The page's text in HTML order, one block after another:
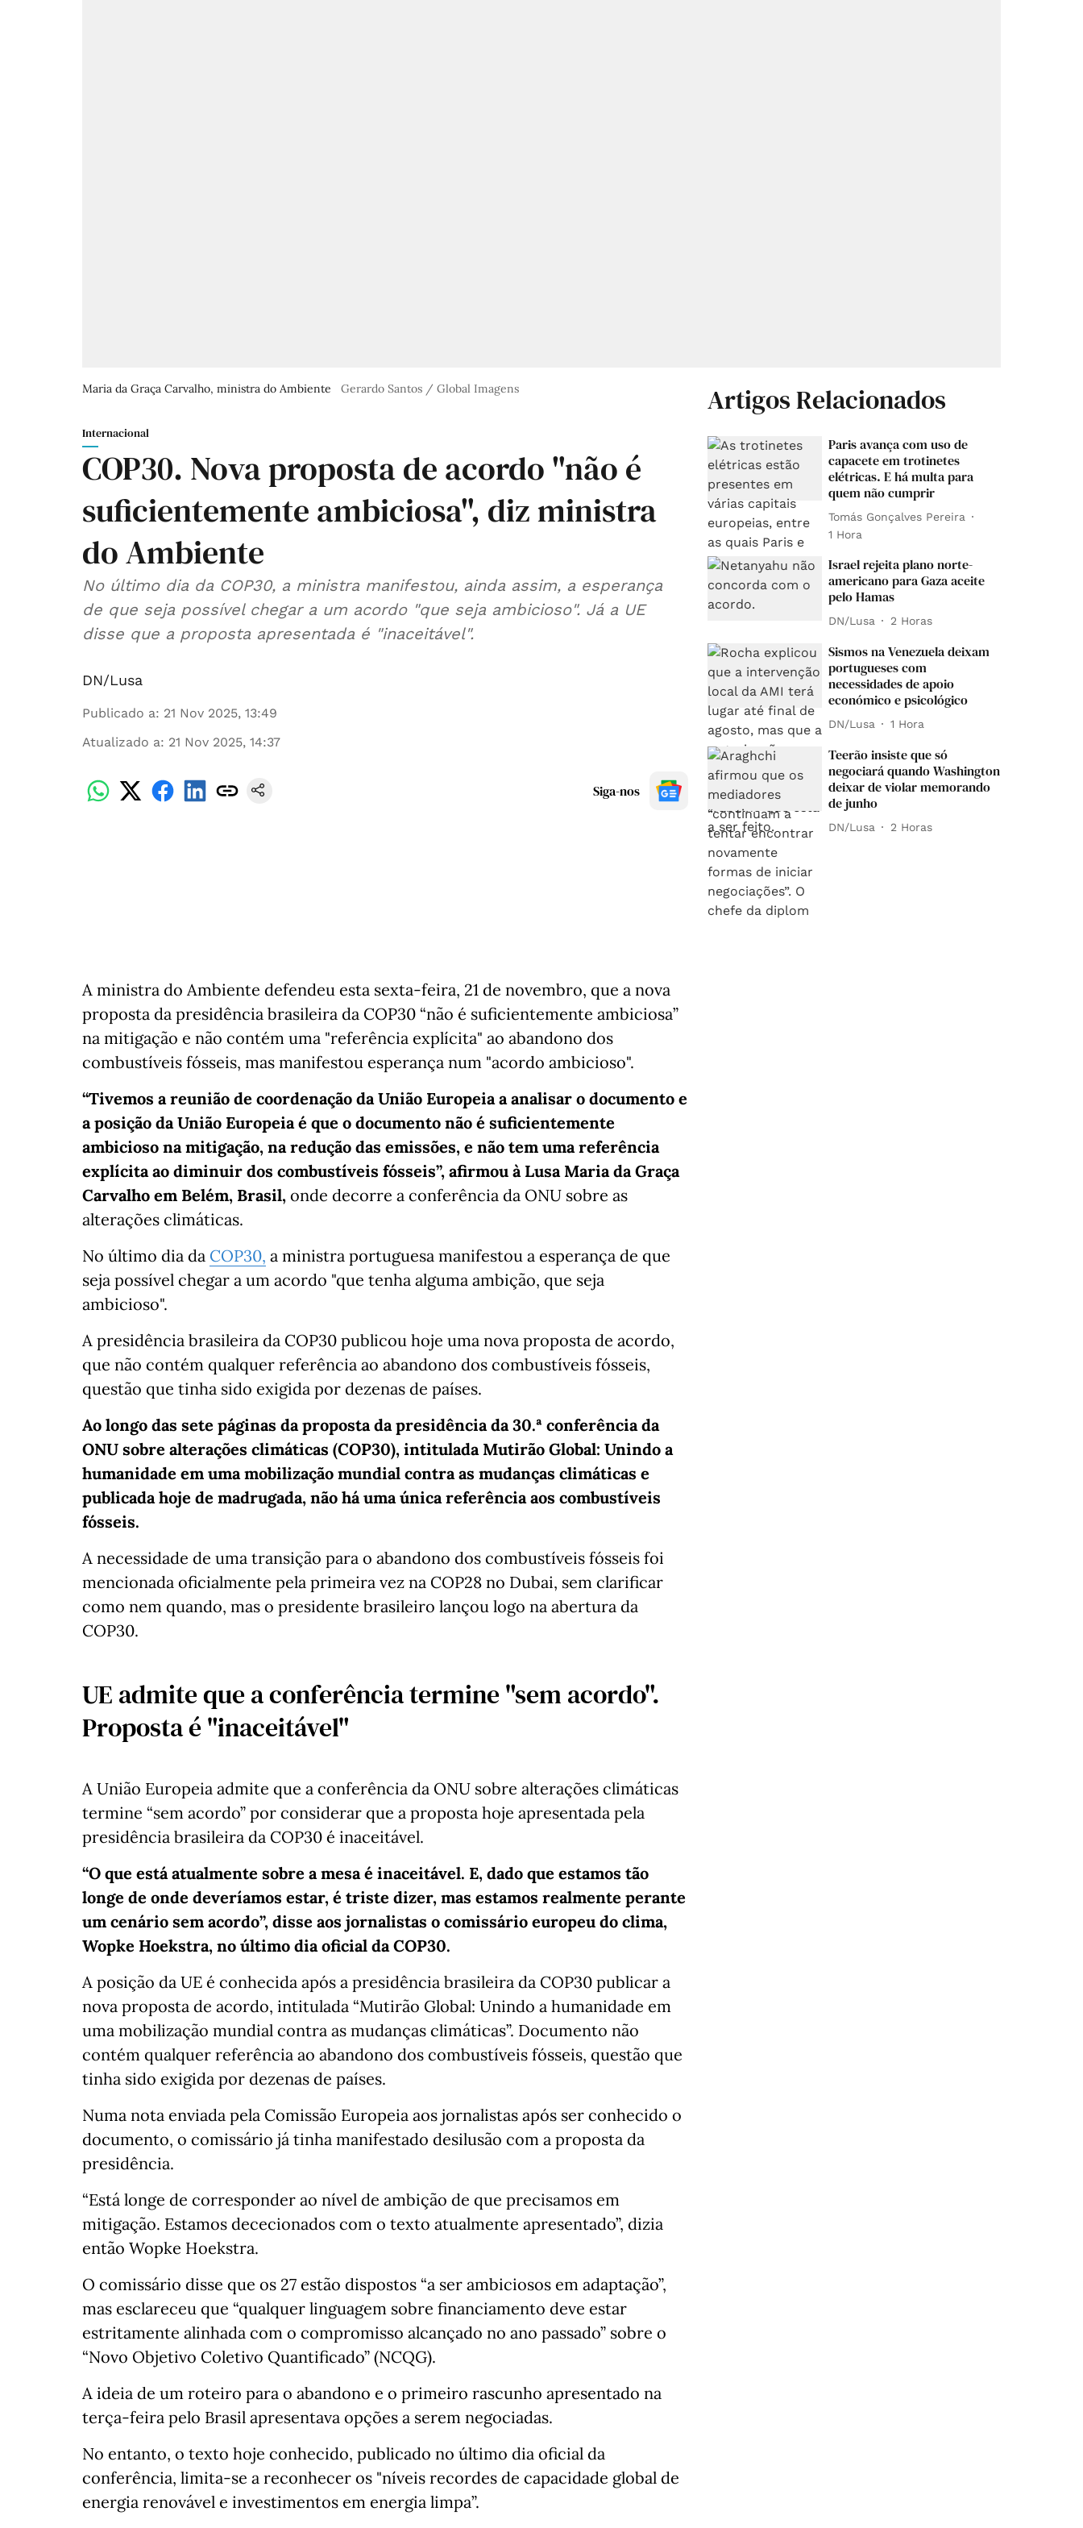
Maria da Graça Carvalho, ministra do Ambiente Gerardo Santos / Global Imagens
Internacional
COP30. Nova proposta de acordo "não é
suficientemente ambiciosa", diz ministra
do Ambiente
No último dia da COP30, a ministra manifestou, ainda assim, a esperança
de que seja possível chegar a um acordo "que seja ambicioso". Já a UE
disse que a proposta apresentada é "inaceitável".
DN/Lusa
Publicado a: 21 Nov 2025, 13:49
Atualizado a: 21 Nov 2025, 14:37
Siga-nos
A ministra do Ambiente defendeu esta sexta-feira, 21 de novembro, que a nova
proposta da presidência brasileira da COP30 “não é suficientemente ambiciosa”
na mitigação e não contém uma "referência explícita" ao abandono dos
combustíveis fósseis, mas manifestou esperança num "acordo ambicioso".
“Tivemos a reunião de coordenação da União Europeia a analisar o documento e
a posição da União Europeia é que o documento não é suficientemente
ambicioso na mitigação, na redução das emissões, e não tem uma referência
explícita ao diminuir dos combustíveis fósseis”, afirmou à Lusa Maria da Graça
Carvalho em Belém, Brasil, onde decorre a conferência da ONU sobre as
alterações climáticas.
No último dia da COP30, a ministra portuguesa manifestou a esperança de que
seja possível chegar a um acordo "que tenha alguma ambição, que seja
ambicioso".
A presidência brasileira da COP30 publicou hoje uma nova proposta de acordo,
que não contém qualquer referência ao abandono dos combustíveis fósseis,
questão que tinha sido exigida por dezenas de países.
Ao longo das sete páginas da proposta da presidência da 30.ª conferência da
ONU sobre alterações climáticas (COP30), intitulada Mutirão Global: Unindo a
humanidade em uma mobilização mundial contra as mudanças climáticas e
publicada hoje de madrugada, não há uma única referência aos combustíveis
fósseis.
A necessidade de uma transição para o abandono dos combustíveis fósseis foi
mencionada oficialmente pela primeira vez na COP28 no Dubai, sem clarificar
como nem quando, mas o presidente brasileiro lançou logo na abertura da
COP30.
UE admite que a conferência termine "sem acordo".
Proposta é "inaceitável"
A União Europeia admite que a conferência da ONU sobre alterações climáticas
termine “sem acordo” por considerar que a proposta hoje apresentada pela
presidência brasileira da COP30 é inaceitável.
“O que está atualmente sobre a mesa é inaceitável. E, dado que estamos tão
longe de onde deveríamos estar, é triste dizer, mas estamos realmente perante
um cenário sem acordo”, disse aos jornalistas o comissário europeu do clima,
Wopke Hoekstra, no último dia oficial da COP30.
A posição da UE é conhecida após a presidência brasileira da COP30 publicar a
nova proposta de acordo, intitulada “Mutirão Global: Unindo a humanidade em
uma mobilização mundial contra as mudanças climáticas”. Documento não
contém qualquer referência ao abandono dos combustíveis fósseis, questão que
tinha sido exigida por dezenas de países.
Numa nota enviada pela Comissão Europeia aos jornalistas após ser conhecido o
documento, o comissário já tinha manifestado desilusão com a proposta da
presidência.
“Está longe de corresponder ao nível de ambição de que precisamos em
mitigação. Estamos dececionados com o texto atualmente apresentado”, dizia
então Wopke Hoekstra.
O comissário disse que os 27 estão dispostos “a ser ambiciosos em adaptação”,
mas esclareceu que “qualquer linguagem sobre financiamento deve estar
estritamente alinhada com o compromisso alcançado no ano passado” sobre o
“Novo Objetivo Coletivo Quantificado” (NCQG).
A ideia de um roteiro para o abandono e o primeiro rascunho apresentado na
terça-feira pelo Brasil apresentava opções a serem negociadas.
No entanto, o texto hoje conhecido, publicado no último dia oficial da
conferência, limita-se a reconhecer os "níveis recordes de capacidade global de
energia renovável e investimentos em energia limpa”.
Artigos Relacionados
Paris avança com uso de
capacete em trotinetes
elétricas. E há multa para
quem não cumprir
Tomás Gonçalves Pereira
1 Hora
Israel rejeita plano norte-
americano para Gaza aceite
pelo Hamas
DN/Lusa 2 Horas
Sismos na Venezuela deixam
portugueses com
necessidades de apoio
económico e psicológico
DN/Lusa 1 Hora
Teerão insiste que só
negociará quando Washington
deixar de violar memorando
de junho
DN/Lusa 2 Horas